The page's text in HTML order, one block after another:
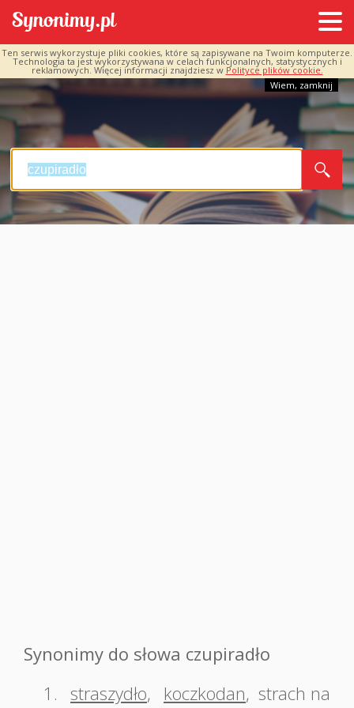
Ten serwis wykorzystuje pliki cookies, które są zapisywane na Twoim komputerze.
Technologia ta jest wykorzystywana w celach funkcjonalnych, statystycznych i
reklamowych. Więcej informacji znajdziesz w Polityce plików cookie.
Wiem, zamknij
Synonimy do słowa czupiradło
1.
straszydło, koczkodan, strach na